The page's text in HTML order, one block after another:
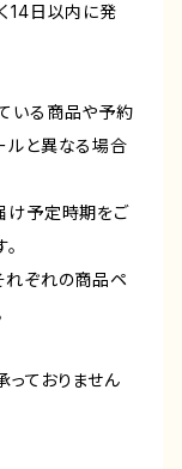
14日以内に発
いる商品や予約
ルと異なる場合
け予定時期をご
れぞれの商品ペ
ておりません